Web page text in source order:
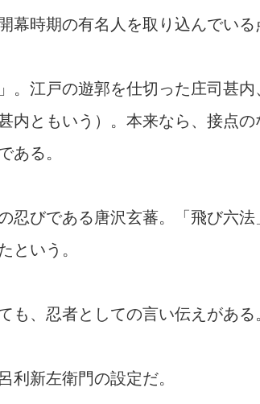
幕時期の有名人を取り込んでいる
。江戸の遊郭を仕切った庄司甚
内ともいう）。本来なら、接点
ある。
忍びである唐沢玄蕃。「飛び六法
という。
も、忍者としての言い伝えがある
利新左衛門の設定だ。